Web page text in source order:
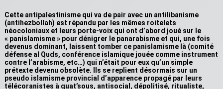
Cette antipalestinisme qui va de pair avec un antilibanisme
(antihezbollah) est répandu par les mêmes roitelets
néocoloniaux et leurs porte-voix qui ont d’abord joué sur le
« panislamisme » pour dénigrer le panarabisme et qui, une fois
devenus dominant, laissent tomber ce panislamisme là (comité
défense al Quds, conférence islamique jouée comme instrument
contre l’arabisme, etc…) qui n’était pour eux qu’un simple
prétexte devenu obsolète. Ils se replient désormais sur un
pseudo islamisme provincial d’apparence propagé par leurs
télécoranistes à quat’sous, antisocial, dépolitisé, ritualiste,